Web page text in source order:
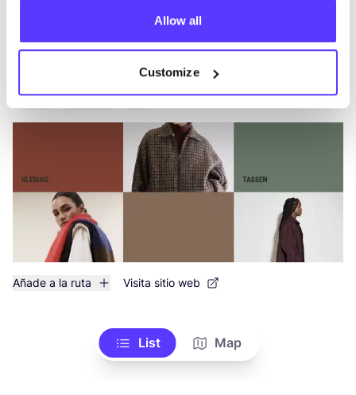
Allow all
Customize
Añade a la ruta Visita sitio web
List Map